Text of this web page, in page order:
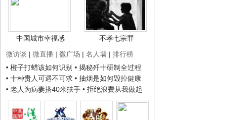
中国城市幸福感
不孝七宗罪
微访谈 | 微直播 | 微广场 | 名人墙 | 排行榜
• 橙子打蜡该如何识别 • 揭秘歼十研制全过程
• 十种贵人可遇不可求 • 抽烟是如何毁掉健康
• 老人为病妻搭40米扶手 • 拒绝浪费从我做起